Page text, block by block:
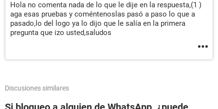
Hola no comenta nada de lo que le dije en la respuesta,(1 )
aga esas pruebas y coméntenoslas pasó a paso lo que a
pasado,lo del logo ya lo dijo que le salía en la primera
pregunta que izo usted,saludos
Discusiones similares